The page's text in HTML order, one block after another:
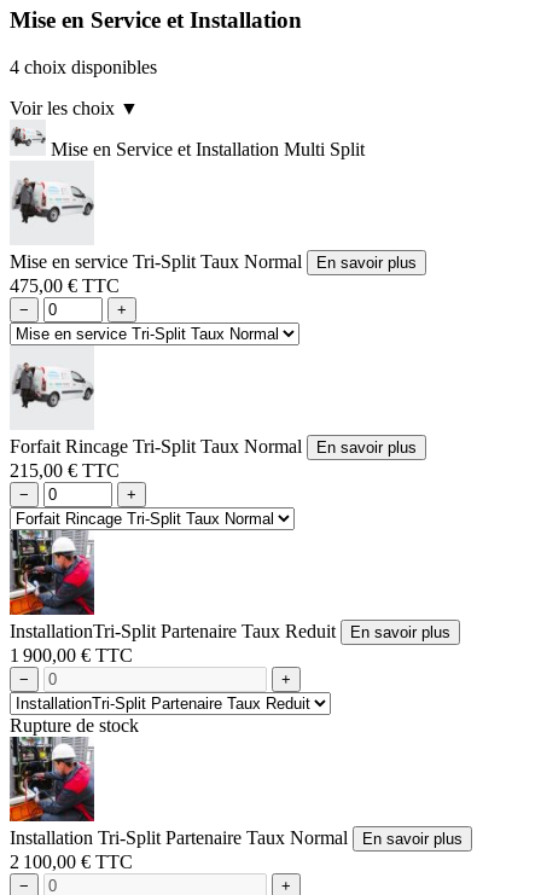
Mise en Service et Installation
4 choix disponibles
Voir les choix ▼
Mise en Service et Installation Multi Split
Mise en service Tri-Split Taux Normal En savoir plus
475,00 € TTC
− +
Forfait Rincage Tri-Split Taux Normal En savoir plus
215,00 € TTC
− +
InstallationTri-Split Partenaire Taux Reduit En savoir plus
1 900,00 € TTC
− +
Rupture de stock
Installation Tri-Split Partenaire Taux Normal En savoir plus
2 100,00 € TTC
− +